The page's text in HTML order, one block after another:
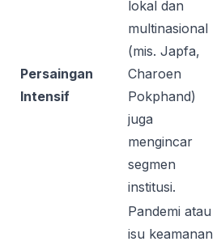
Persaingan
Intensif
lokal dan
multinasional
(mis. Japfa,
Charoen
Pokphand)
juga
mengincar
segmen
institusi.
Pandemi atau
isu keamanan